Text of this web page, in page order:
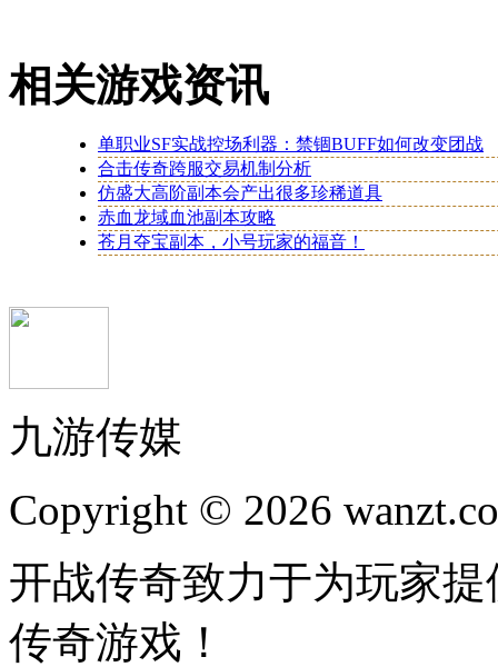
相关游戏资讯
单职业SF实战控场利器：禁锢BUFF如何改变团战
合击传奇跨服交易机制分析
仿盛大高阶副本会产出很多珍稀道具
赤血龙域血池副本攻略
苍月夺宝副本，小号玩家的福音！
九游传媒
Copyright © 2026
开战传奇致力于为玩家
传奇游戏！